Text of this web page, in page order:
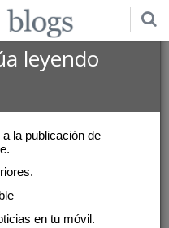
$1 USD
leyendo
la publicación de
en tu móvil.